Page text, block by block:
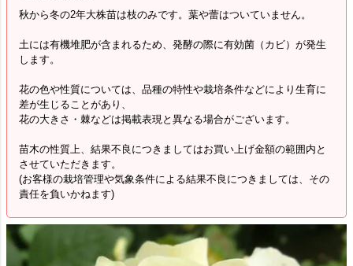
秋から冬の2年大株苗は枝のみです。葉や蕾はついていません。
土には有機堆肥が含まれるため、発酵の際に有効菌（カビ）が発生
します。
花の色や性質については、品種の特性や栽培条件などにより生育に
差が生じることがあり、
花の大きさ・棘などは掲載表現と異なる場合がございます。
苗木の性質上、結果不良につきましてはお買い上げ金額の範囲内と
させていただきます。
(お客様の栽培管理や気象条件による結果不良につきましては、その
責任を負いかねます)